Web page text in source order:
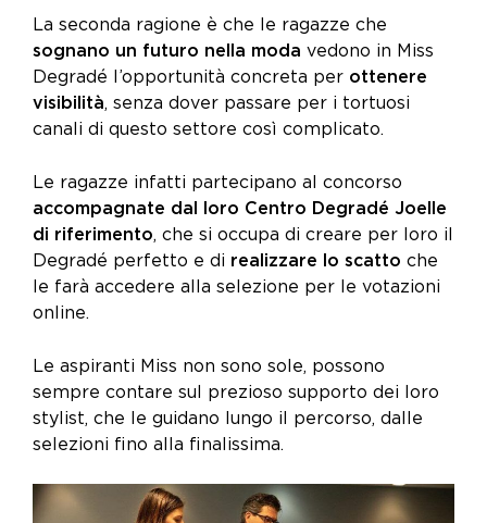
La seconda ragione è che le ragazze che
sognano un futuro nella moda vedono in Miss
Degradé l’opportunità concreta per ottenere
visibilità, senza dover passare per i tortuosi
canali di questo settore così complicato.
Le ragazze infatti partecipano al concorso
accompagnate dal loro Centro Degradé Joelle
di riferimento, che si occupa di creare per loro il
Degradé perfetto e di realizzare lo scatto che
le farà accedere alla selezione per le votazioni
online.
Le aspiranti Miss non sono sole, possono
sempre contare sul prezioso supporto dei loro
stylist, che le guidano lungo il percorso, dalle
selezioni fino alla finalissima.